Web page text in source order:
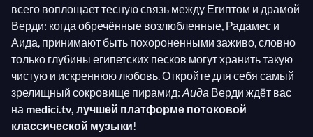
всего воплощает тесную связь между Египтом и драмой
Верди: когда обречённые возлюбленные, Радамес и
Аида, принимают быть похороненными заживо, словно
только глубины египетских песков могут хранить такую
чистую и искреннюю любовь. Откройте для себя самый
зрелищный сокровище пирамид: Аида Верди ждёт вас
на medici.tv, лучшей платформе потоковой
классической музыки!